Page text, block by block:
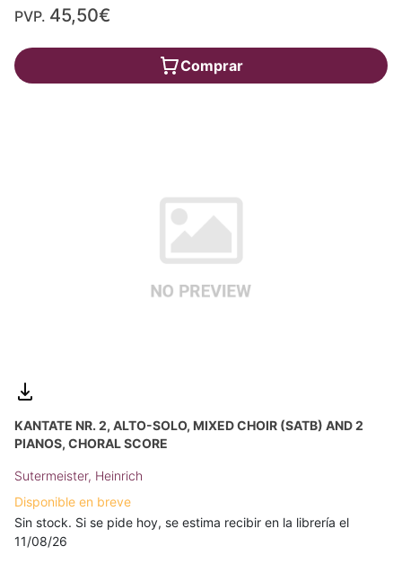
PVP. 45,50€
Comprar
KANTATE NR. 2, ALTO-SOLO, MIXED CHOIR (SATB) AND 2
PIANOS, CHORAL SCORE
Sutermeister, Heinrich
Disponible en breve
Sin stock. Si se pide hoy, se estima recibir en la librería el
11/08/26